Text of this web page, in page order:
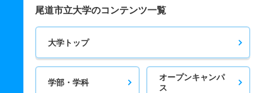
尾道市立大学のコンテンツ一覧
大学トップ
学部・学科
オープンキャンパ
ス